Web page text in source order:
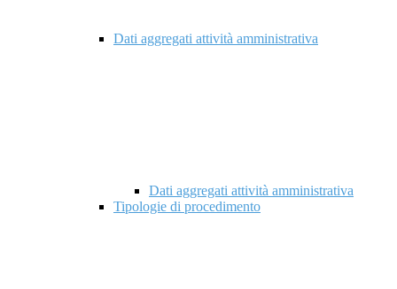
Dati aggregati attività amministrativa
Dati aggregati attività amministrativa
Tipologie di procedimento